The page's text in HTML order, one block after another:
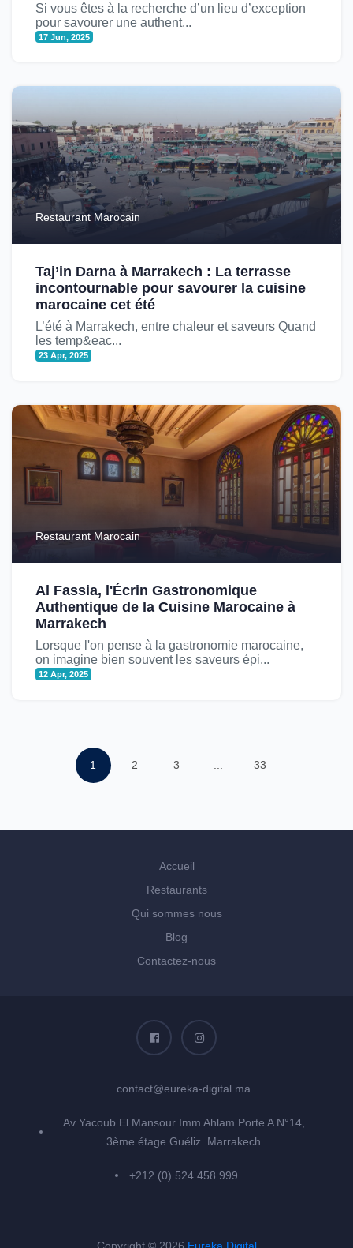
Si vous êtes à la recherche d’un lieu d’exception
pour savourer une authent...
17 Jun, 2025
Restaurant Marocain
Taj’in Darna à Marrakech : La terrasse
incontournable pour savourer la cuisine
marocaine cet été
L’été à Marrakech, entre chaleur et saveurs Quand
les temp&eac...
23 Apr, 2025
Restaurant Marocain
Al Fassia, l'Écrin Gastronomique
Authentique de la Cuisine Marocaine à
Marrakech
Lorsque l'on pense à la gastronomie marocaine,
on imagine bien souvent les saveurs épi...
12 Apr, 2025
1 2 3 33
Accueil
Restaurants
Qui sommes nous
Blog
Contactez-nous
contact@eureka-digital.ma
Av Yacoub El Mansour Imm Ahlam Porte A N°14,
3ème étage Guéliz. Marrakech
+212 (0) 524 458 999
Copyright © 2026 Eureka Digital